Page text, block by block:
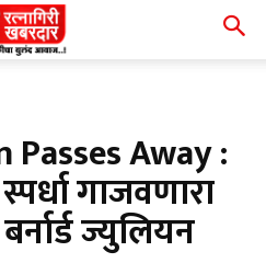
Passes Away :
गाजवणारा
ज्युलियन